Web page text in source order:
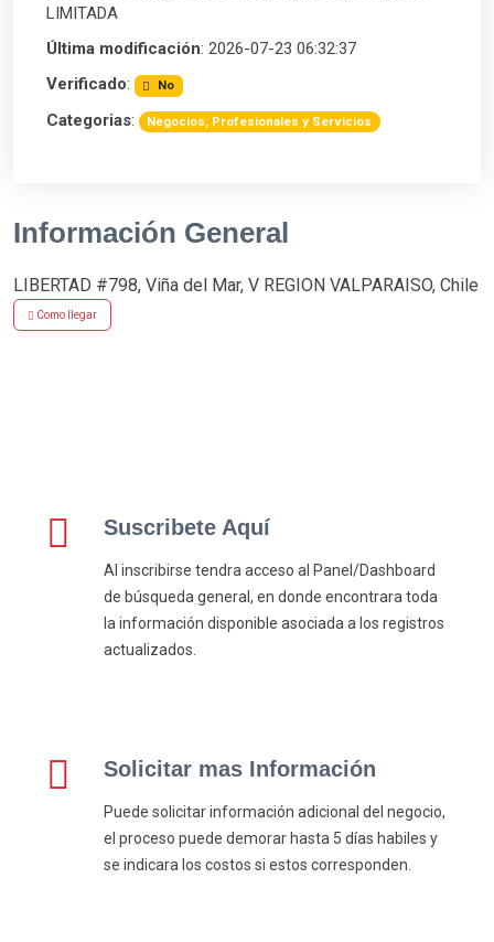
LIMITADA
Última modificación: 2026-07-23 06:32:37
Verificado: No
Categorias: Negocios, Profesionales y Servicios
Información General
LIBERTAD #798, Viña del Mar, V REGION VALPARAISO, Chile
Como llegar
Suscribete Aquí
Al inscribirse tendra acceso al Panel/Dashboard
de búsqueda general, en donde encontrara toda
la información disponible asociada a los registros
actualizados.
Solicitar mas Información
Puede solicitar información adicional del negocio,
el proceso puede demorar hasta 5 días habiles y
se indicara los costos si estos corresponden.